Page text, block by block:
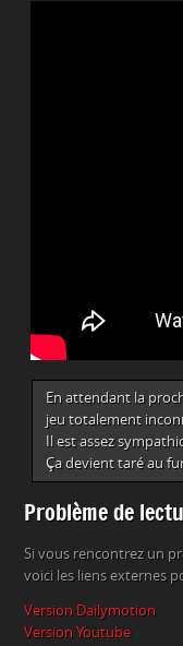
En attendant la
jeu totalement
Il est assez
Ça devient taré au
Problème de
Si vous rencontrez un
voici les liens externes
Version Dailymotion
Version Youtube